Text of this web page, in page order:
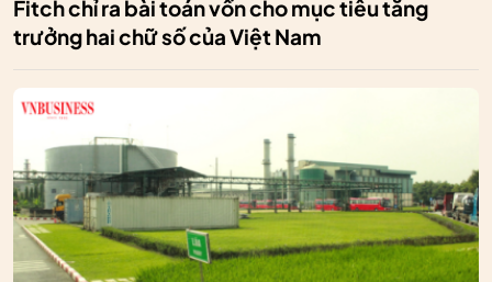
Fitch chỉ ra bài toán vốn cho mục tiêu tăng
trưởng hai chữ số của Việt Nam